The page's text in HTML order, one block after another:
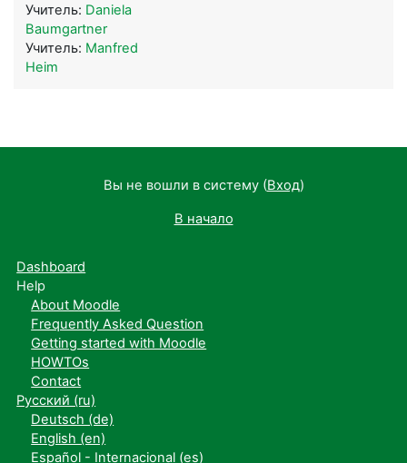
Учитель: Daniela
Baumgartner
Учитель: Manfred
Heim
Вы не вошли в систему (Вход)
В начало
Dashboard
Help
About Moodle
Frequently Asked Question
Getting started with Moodle
HOWTOs
Contact
Русский ‎(ru)‎
Deutsch ‎(de)‎
English ‎(en)‎
Español - Internacional ‎(es)‎